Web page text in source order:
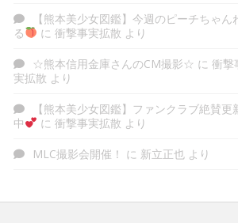
【熊本美少女図鑑】今週のピーチちゃん
る
に 衝撃事実拡散 より
☆熊本信用金庫さんのCM撮影☆ に 衝撃
実拡散 より
【熊本美少女図鑑】ファンクラブ絶賛更
中
に 衝撃事実拡散 より
MLC撮影会開催！ に 新立正也 より